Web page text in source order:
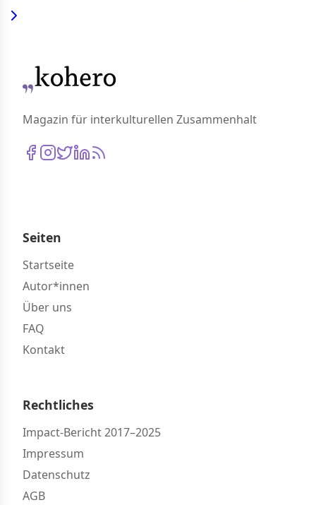
Magazin für interkulturellen Zusammenhalt
Seiten
Startseite
Autor*innen
Über uns
FAQ
Kontakt
Rechtliches
Impact-Bericht 2017–2025
Impressum
Datenschutz
AGB